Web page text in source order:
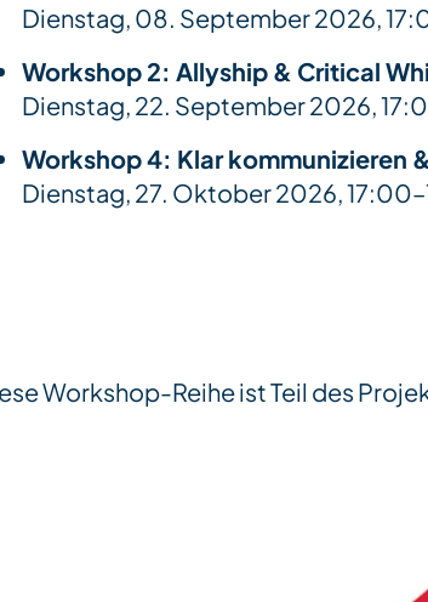
Dienstag, 08. September 2026,
Workshop 2: Allyship & Critical
Dienstag, 22. September 2026,
Workshop 4: Klar kommunizieren
Dienstag, 27. Oktober 2026,
Workshop-Reihe ist Teil des